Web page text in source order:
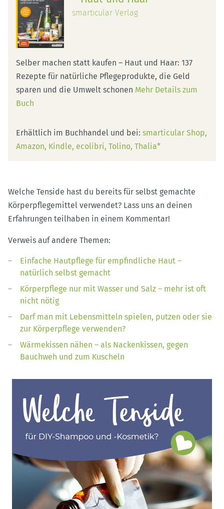
smarticular Verlag
Selber machen statt kaufen – Haut und Haar: 137
Rezepte für natürliche Pflegeprodukte, die Geld
sparen und die Umwelt schonen Mehr Details zum
Buch
Erhältlich im Buchhandel und bei: smarticular Shop
Amazon Kindle ecolibri Tolino Thalia*
Welche Tenside hast du bereits für selbst gemachte
Körperpflegemittel verwendet? Lass uns an deinen
Erfahrungen teilhaben in einem Kommentar!
Verweis auf andere Themen:
Einfache Hautpflege für empfindliche Haut –
natürlich selbst gemacht
Körperpflege nur mit Wasser und Salz – mehr ist oft
nicht nötig
Darf man mit Lebensmitteln spielen, putzen oder sie
zur Körperpflege verwenden?
Wärmekissen nähen – als Nackenkissen, gegen
Bauchweh und zum Kuscheln